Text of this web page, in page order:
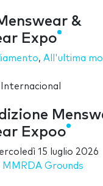
&
Expo
, All'ultima
Expoo
15 luglio 2026
MMRDA Grounds